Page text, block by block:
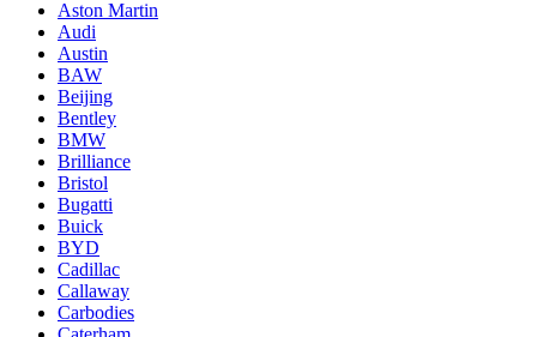
Aston Martin
Audi
Austin
BAW
Beijing
Bentley
BMW
Brilliance
Bristol
Bugatti
Buick
BYD
Cadillac
Callaway
Carbodies